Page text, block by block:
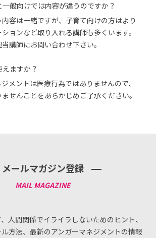
般向けでは内容が違うのですか？
容は一緒ですが、子育て向けの方はより
ョンなど取り入れる講師も多くいます。
講師にお問い合わせ下さい。
ますか？
メントは医療行為ではありませんので、
せんことをあらかじめご了承ください。
メールマガジン登録
人間関係でイライラしないためのヒント、
方法、 最新のアンガーマネジメントの情報